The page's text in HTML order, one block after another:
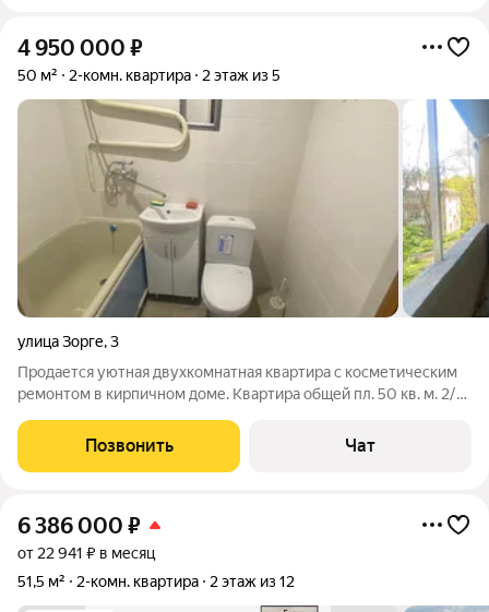
4 950 000 ₽
50 м² 2-комн. квартира 2 этаж из 5
улица Зорге,3
Продается уютная двухкомнатная квартира с косметическим
ремонтом в кирпичном доме. Квартира общей пл. 50 кв. м. 2/5
инфраструктурой, в шаговой доступности ФАРМ, ПГЛУ, школы,
детские сады.
Позвонить Чат
6 386 000 ₽
от 22 941 ₽ в месяц
51,5 м²
2-комн. квартира 2 этаж из 12